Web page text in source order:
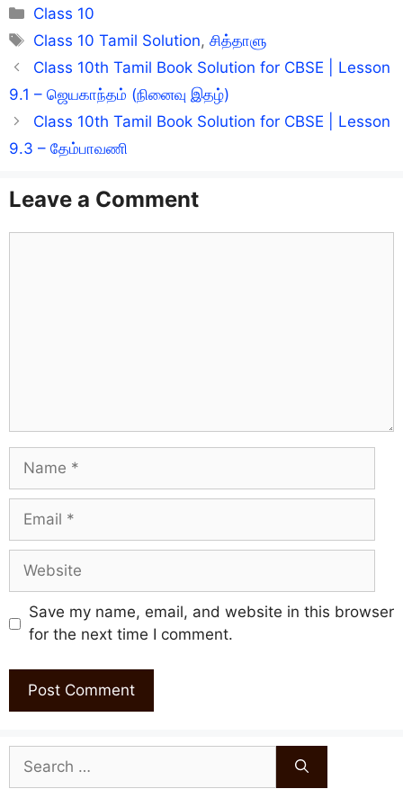
Categories
Class 10
Tags
Class 10 Tamil Solution,சித்தாளு
Class 10th Tamil Book Solution for CBSE | Lesson
9.1 – ஜெயகாந்தம் (நினைவு இதழ்)
Class 10th Tamil Book Solution for CBSE | Lesson
9.3 – தேம்பாவணி
Leave a Comment
Name
Email
Website
Save my name, email, and website in this browser
for the next time I comment.
for: